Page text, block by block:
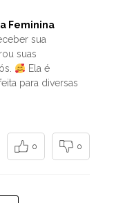
Feminina
sua
suas
Ela é
para diversas
0 0